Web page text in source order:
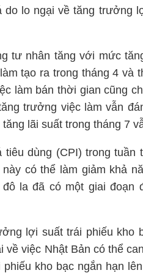
lo ngại về tăng trưởng
tư nhân tăng với mức
tạo ra trong tháng 4 và
làm bán thời gian cũng
trưởng việc làm vẫn
lãi suất trong tháng 7
dùng (CPI) trong tuần
có thể làm giảm khả
la đã có một giai đoạn
lợi suất trái phiếu kho
việc Nhật Bản có thể
kho bạc ngắn hạn